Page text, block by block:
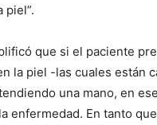
piel”.
que si el paciente
la piel -las cuales están
una mano, en
enfermedad. En tanto